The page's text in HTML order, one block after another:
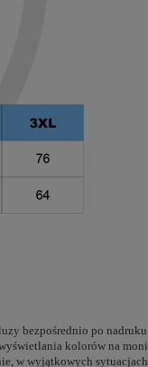
bezpośrednio po
kolorów na
w wyjątkowych